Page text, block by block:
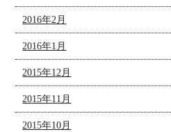
2016年2月
2016年1月
2015年12月
2015年11月
2015年10月